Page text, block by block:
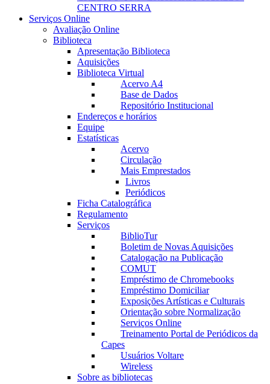
CENTRO SERRA
Serviços Online
Avaliação Online
Biblioteca
Apresentação Biblioteca
Aquisições
Biblioteca Virtual
Acervo A4
Base de Dados
Repositório Institucional
Endereços e horários
Equipe
Estatísticas
Acervo
Circulação
Mais Emprestados
Livros
Periódicos
Ficha Catalográfica
Regulamento
Serviços
BiblioTur
Boletim de Novas Aquisições
Catalogação na Publicação
COMUT
Empréstimo de Chromebooks
Empréstimo Domiciliar
Exposições Artísticas e Culturais
Orientação sobre Normalização
Serviços Online
Treinamento Portal de Periódicos da
Capes
Usuários Voltare
Wireless
Sobre as bibliotecas